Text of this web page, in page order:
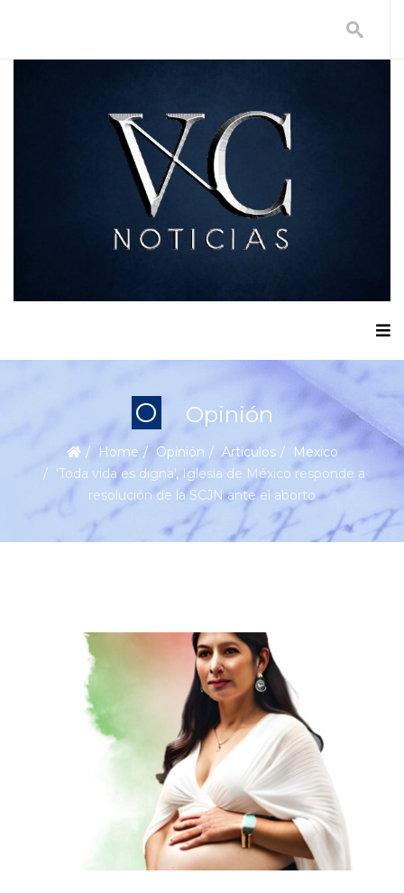
O Opinión
Home Opinión Articulos
Mexico
'Toda vida es digna', Iglesia de México responde a
resolución de la SCJN ante el aborto